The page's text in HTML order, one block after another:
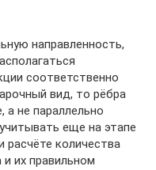
направленность,
соответственно
вид, то рёбра
не параллельно
еще на этапе
расчёте количества
их правильном